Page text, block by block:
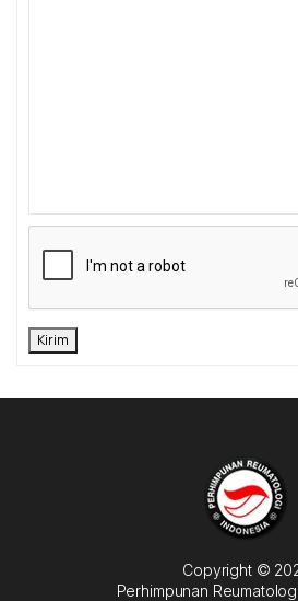
Kirim
Copyright ©
Perhimpunan